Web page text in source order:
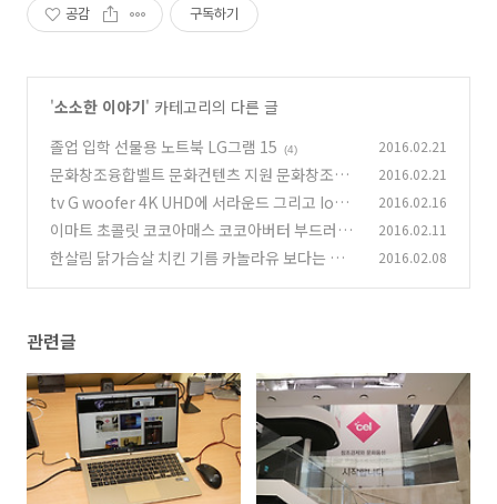
공감 구독하기
'소소한 이야기' 카테고리의 다른 글
졸업 입학 선물용 노트북 LG그램 15
(4) 2016.02.21
문화창조융합벨트 문화컨텐츠 지원 문화창조벤
처단지 방문기
(1)
2016.02.21
tv G woofer 4K UHD에 서라운드 그리고 IoT
탑재까지 (3)
2016.02.16
이마트 초콜릿 코코아매스 코코아버터 부드러운
초콜릿 비교 (11)
2016.02.11
한살림 닭가슴살 치킨 기름 카놀라유 보다는 포도
2016.02.08
관련글